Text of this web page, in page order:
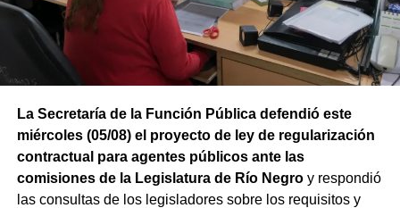
La Secretaría de la Función Pública defendió este
miércoles (05/08) el proyecto de ley de regularización
contractual para agentes públicos ante las
comisiones de la Legislatura de Río Negroy respondió
las consultas de los legisladores sobre los requisitos y